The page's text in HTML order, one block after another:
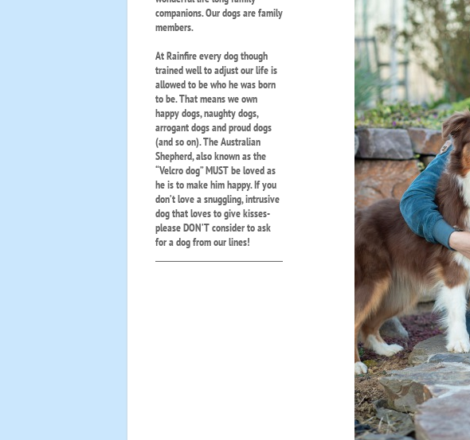
companions. Our dogs are family
members.
At Rainfire every dog though
trained well to adjust our life is
allowed to be who he was born
to be. That means we own
happy dogs, naughty dogs,
arrogant dogs and proud dogs
(and so on). The Australian
Shepherd, also known as the
“Velcro dog” MUST be loved as
he is to make him happy. If you
don’t love a snuggling, intrusive
dog that loves to give kisses-
please DON’T consider to ask
for a dog from our lines!